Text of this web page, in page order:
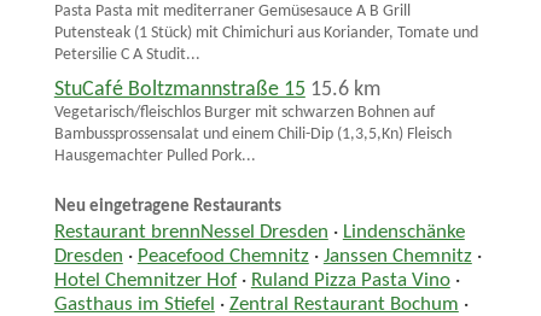
Pasta Pasta mit mediterraner Gemüsesauce A B Grill
Putensteak (1 Stück) mit Chimichuri aus Koriander, Tomate und
Petersilie C A Studit...
StuCafé Boltzmannstraße 15 15.6 km
Vegetarisch/fleischlos Burger mit schwarzen Bohnen auf
Bambussprossensalat und einem Chili-Dip (1,3,5,Kn) Fleisch
Hausgemachter Pulled Pork...
Neu eingetragene Restaurants
Restaurant brennNessel Dresden · Lindenschänke
Dresden · Peacefood Chemnitz· Janssen Chemnitz·
Hotel Chemnitzer Hof· Ruland Pizza Pasta Vino·
Gasthaus im Stiefel · Zentral Restaurant Bochum ·